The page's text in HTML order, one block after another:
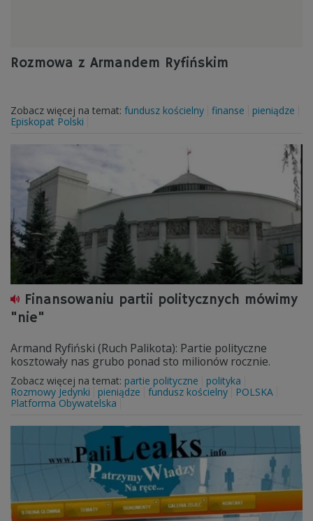
Rozmowa z Armandem Ryfińskim
Zobacz więcej na temat: fundusz kościelny finanse
pieniądze
Episkopat Polski
Finansowaniu partii politycznych mówimy
"nie"
Armand Ryfiński (Ruch Palikota): Partie polityczne
kosztowały nas grubo ponad sto milionów rocznie.
Zobacz więcej na temat: partie polityczne
polityka
Rozmowy Jedynki
pieniądze fundusz kościelny
POLSKA
Platforma Obywatelska